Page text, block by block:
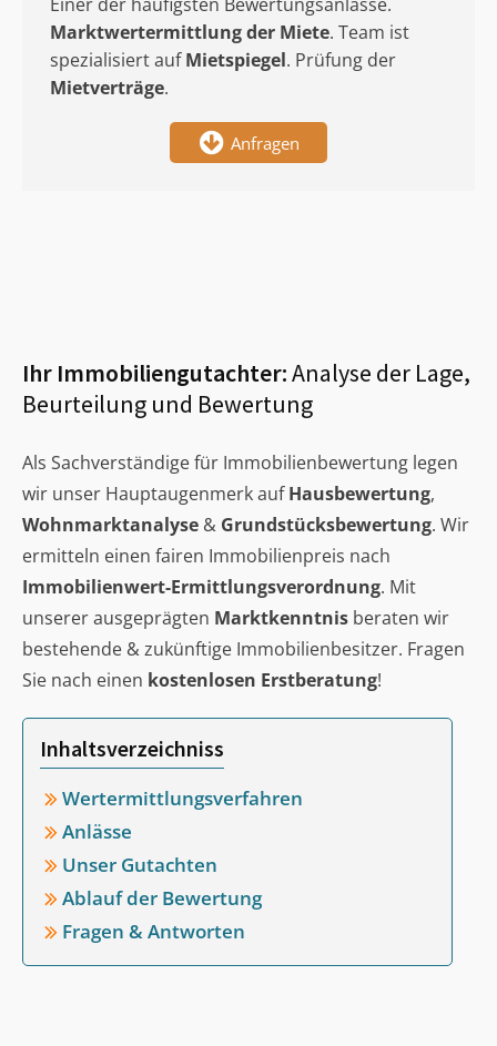
Marktwertermittlungder Miete. Team ist
spezialisiert aufMietspiegel. Prüfung der
Mietverträge.
Anfragen
Ihr Immobiliengutachter:Analyse der Lage,
Beurteilung und Bewertung
Als Sachverständige für Immobilienbewertung legen
wir unser Hauptaugenmerk aufHausbewertung,
Wohnmarktanalyse & Grundstücksbewertung. Wir
ermitteln einen fairen Immobilienpreis nach
Immobilienwert-Ermittlungsverordnung. Mit
unserer ausgeprägten Marktkenntnis beraten wir
bestehende & zukünftige Immobilienbesitzer. Fragen
Sie nach einen kostenlosen Erstberatung!
Inhaltsverzeichniss
Wertermittlungsverfahren
Anlässe
Unser Gutachten
Ablauf der Bewertung
Fragen & Antworten